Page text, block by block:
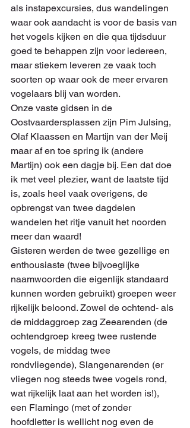
als instapexcursies, dus wandelingen
waar ook aandacht is voor de basis van
het vogels kijken en die qua tijdsduur
goed te behappen zijn voor iedereen,
maar stiekem leveren ze vaak toch
soorten op waar ook de meer ervaren
vogelaars blij van worden.
Onze vaste gidsen in de
Oostvaardersplassen zijn Pim Julsing,
Olaf Klaassen en Martijn van der Meij
maar af en toe spring ik (andere
Martijn) ook een dagje bij. Een dat doe
ik met veel plezier, want de laatste tijd
is, zoals heel vaak overigens, de
opbrengst van twee dagdelen
wandelen het ritje vanuit het noorden
meer dan waard!
Gisteren werden de twee gezellige en
enthousiaste (twee bijvoeglijke
naamwoorden die eigenlijk standaard
kunnen worden gebruikt) groepen weer
rijkelijk beloond. Zowel de ochtend- als
de middaggroep zag Zeearenden (de
ochtendgroep kreeg twee rustende
vogels, de middag twee
rondvliegende), Slangenarenden (er
vliegen nog steeds twee vogels rond,
wat rijkelijk laat aan het worden is!),
een Flamingo (met of zonder
hoofdletter is wellicht nog even de